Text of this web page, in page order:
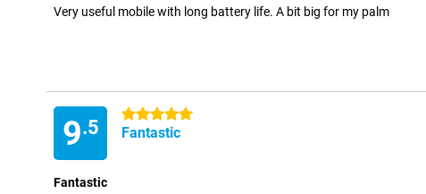
Very useful mobile with long battery life. A bit big for my palm
9.5
5 stars
Fantastic
Fantastic